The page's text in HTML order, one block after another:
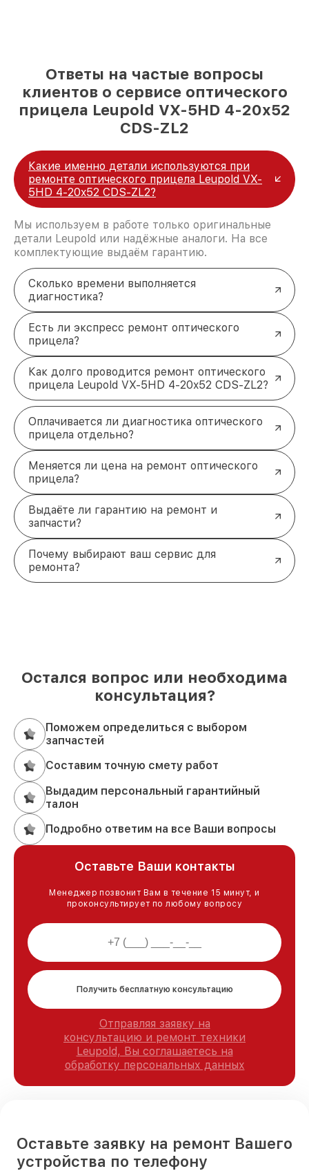
Ответы на частые вопросы
клиентов о сервисе оптического
прицела Leupold VX-5HD 4-20x52
CDS-ZL2
Какие именно детали используются при
ремонте оптического прицела Leupold VX-
5HD 4-20x52 CDS-ZL2?
Мы используем в работе только оригинальные
детали Leupold или надёжные аналоги. На все
комплектующие выдаём гарантию.
Сколько времени выполняется
диагностика?
Есть ли экспресс ремонт оптического
прицела?
Как долго проводится ремонт оптического
прицела Leupold VX-5HD 4-20x52 CDS-ZL2?
Оплачивается ли диагностика оптического
прицела отдельно?
Меняется ли цена на ремонт оптического
прицела?
Выдаёте ли гарантию на ремонт и
запчасти?
Почему выбирают ваш сервис для
ремонта?
Остался вопрос или необходима
консультация?
Поможем определиться с выбором
запчастей
Составим точную смету работ
Выдадим персональный гарантийный
талон
Подробно ответим на все Ваши вопросы
Оставьте Ваши контакты
Менеджер позвонит Вам в течение 15 минут, и
проконсультирует по любому вопросу
Получить бесплатную консультацию
Отправляя заявку на
консультацию и ремонт техники
Leupold, Вы соглашаетесь на
обработку персональных данных
Оставьте заявку на ремонт Вашего
устройства по телефону